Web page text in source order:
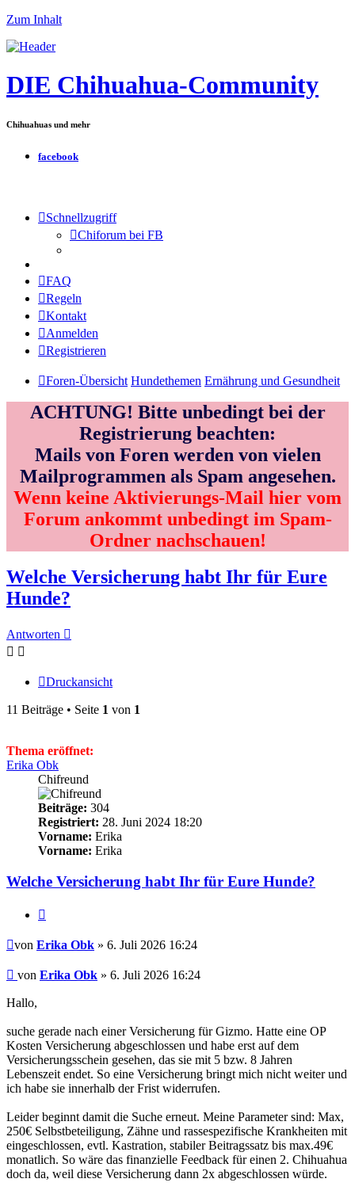
Zum Inhalt
DIE Chihuahua-Community
Chihuahuas und mehr
facebook
Schnellzugriff
Chiforum bei FB
FAQ
Regeln
Kontakt
Anmelden
Registrieren
Foren-Übersicht Hundethemen Ernährung und Gesundheit
ACHTUNG! Bitte unbedingt bei der
Registrierung beachten:
Mails von Foren werden von vielen
Mailprogrammen als Spam angesehen.
Wenn keine Aktivierungs-Mail hier vom
Forum ankommt unbedingt im Spam-
Ordner nachschauen!
Welche Versicherung habt Ihr für Eure
Hunde?
Antworten
Druckansicht
11 Beiträge • Seite 1 von 1
Thema eröffnet:
Erika Obk
Chifreund
Beiträge: 304
Registriert: 28. Juni 2024 18:20
Vorname: Erika
Vorname: Erika
Welche Versicherung habt Ihr für Eure Hunde?
Beitrag
von Erika Obk » 6. Juli 2026 16:24
Beitrag
von Erika Obk » 6. Juli 2026 16:24
Hallo,
suche gerade nach einer Versicherung für Gizmo. Hatte eine OP
Kosten Versicherung abgeschlossen und habe erst auf dem
Versicherungsschein gesehen, das sie mit 5 bzw. 8 Jahren
Lebenszeit endet. So eine Versicherung bringt mich nicht weiter und
ich habe sie innerhalb der Frist widerrufen.
Leider beginnt damit die Suche erneut. Meine Parameter sind: Max,
250€ Selbstbeteiligung, Zähne und rassespezifische Krankheiten mit
eingeschlossen, evtl. Kastration, stabiler Beitragssatz bis max.49€
monatlich. So wäre das finanzielle Feedback für einen 2. Chihuahua
doch da, weil diese Versicherung dann 2x abgeschlossen würde.